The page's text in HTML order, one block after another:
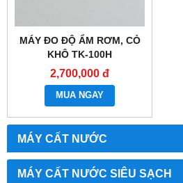
MÁY CẤT NƯỚC
MÁY CẤT NƯỚC SIÊU SẠCH
MÁY ĐO ĐỘ ẨM RƠM, CỎ
KHÔ TK-100H
2,700,000 đ
MUA NGAY